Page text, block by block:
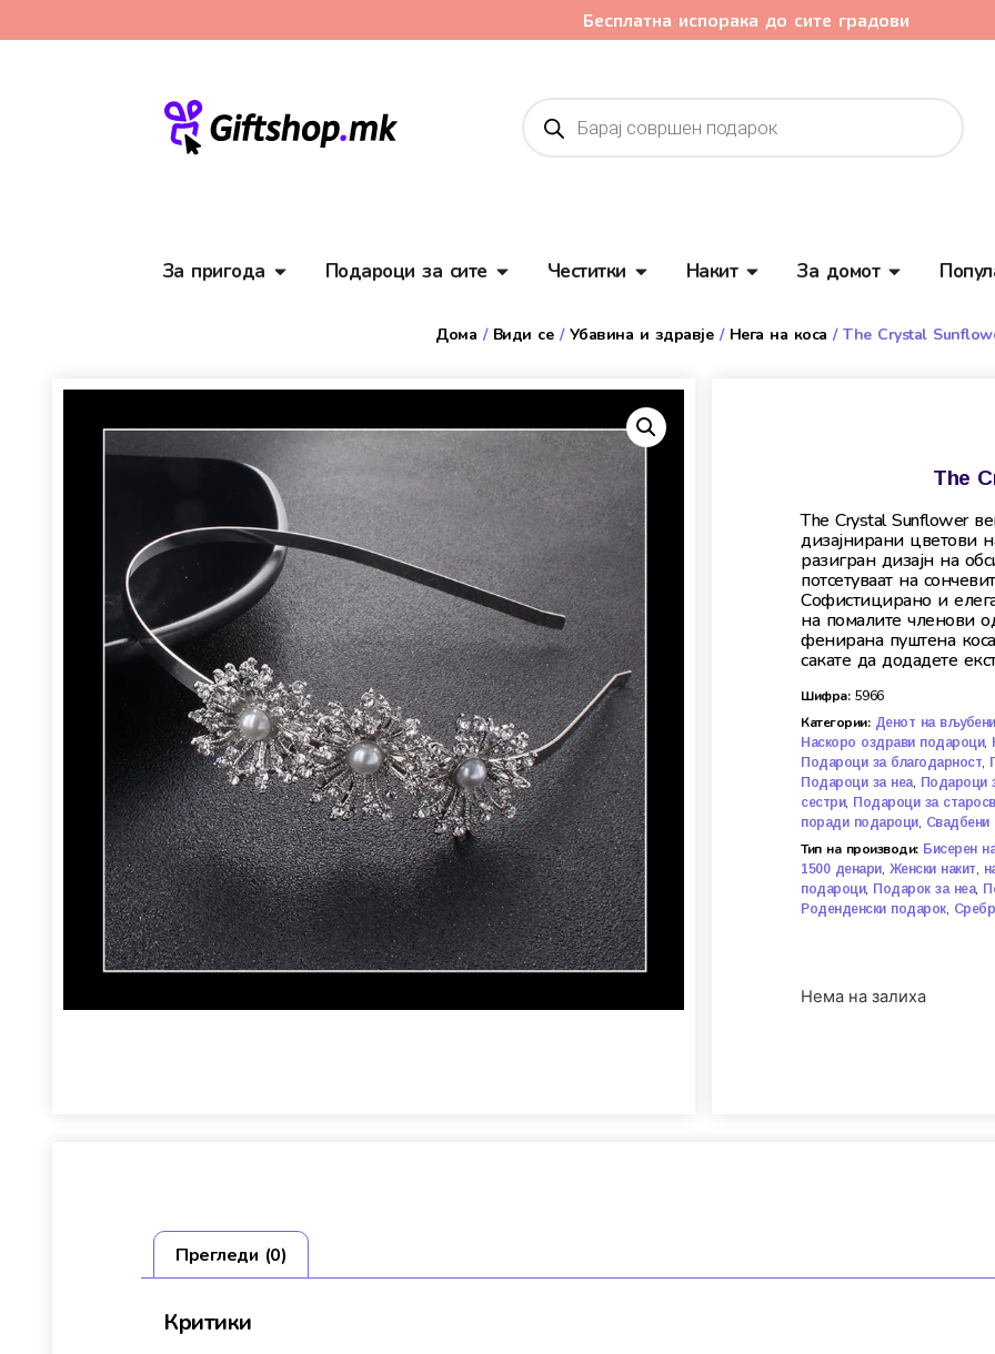
Бесплатна испорака до сите градови
За пригода Подароци за сите Честитки Накит За домот
Дома / Види се/ Убавина и здравје/ Нега на коса / The Crystal
The
The Crystal Sunflower
дизајнирани цветови
разигран дизајн на
потсетуваат на
Софистицирано и
на помалите членови
фенирана пуштена
сакате да додадете
Шифра: 5966
Категории: Денот на
Наскоро оздрави подароци,
Подароци за благодарност,
Подароци за неа, Подароци
сестри, Подароци за
поради подароци, Свадбени
Тип на производи: Бисерен
1500 денари, Женски накит,
подароци, Подарок за неа,
Роденденски подарок,
Нема на залиха
Прегледи (0)
Критики